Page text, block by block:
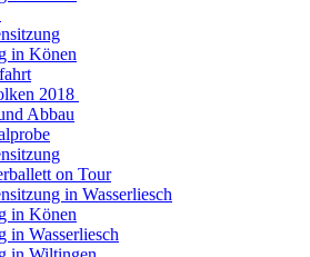
in Könen
2018
Abbau
on Tour
in Wasserliesch
in Könen
in Wasserliesch